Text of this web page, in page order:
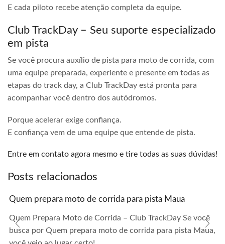
E cada piloto recebe atenção completa da equipe.
Club TrackDay – Seu suporte especializado
em pista
Se você procura auxílio de pista para moto de corrida, com
uma equipe preparada, experiente e presente em todas as
etapas do track day, a Club TrackDay está pronta para
acompanhar você dentro dos autódromos.
Porque acelerar exige confiança.
E confiança vem de uma equipe que entende de pista.
Entre em contato agora mesmo e tire todas as suas dúvidas!
Posts relacionados
Quem prepara moto de corrida para pista Maua
Quem Prepara Moto de Corrida – Club TrackDay Se você
busca por Quem prepara moto de corrida para pista Maua,